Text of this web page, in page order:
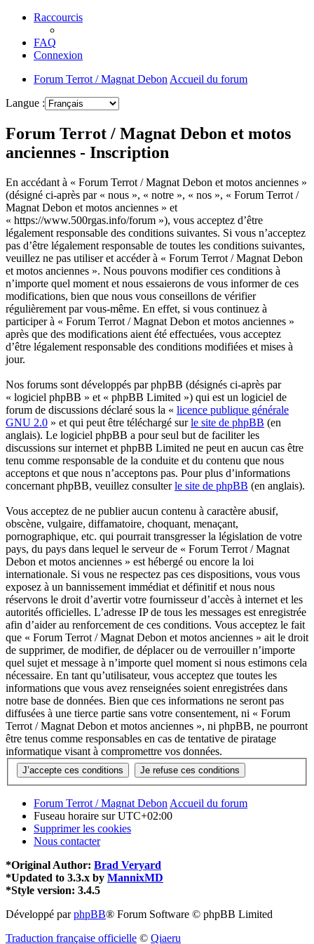
Raccourcis
FAQ
Connexion
Forum Terrot / Magnat Debon Accueil du forum
Langue :
Forum Terrot / Magnat Debon et motos
anciennes - Inscription
En accédant à « Forum Terrot / Magnat Debon et motos anciennes »
(désigné ci-après par « nous », « notre », « nos », « Forum Terrot /
Magnat Debon et motos anciennes » et
« https://www.500rgas.info/forum »), vous acceptez d’être
légalement responsable des conditions suivantes. Si vous n’acceptez
pas d’être légalement responsable de toutes les conditions suivantes,
veuillez ne pas utiliser et accéder à « Forum Terrot / Magnat Debon
et motos anciennes ». Nous pouvons modifier ces conditions à
n’importe quel moment et nous essaierons de vous informer de ces
modifications, bien que nous vous conseillons de vérifier
régulièrement par vous-même. En effet, si vous continuez à
participer à « Forum Terrot / Magnat Debon et motos anciennes »
après que des modifications aient été effectuées, vous acceptez
d’être légalement responsable des conditions modifiées et mises à
jour.
Nos forums sont développés par phpBB (désignés ci-après par
« logiciel phpBB » et « phpBB Limited ») qui est un logiciel de
forum de discussions déclaré sous la « licence publique générale
GNU 2.0 » et qui peut être téléchargé surle site de phpBB (en
anglais). Le logiciel phpBB a pour seul but de faciliter les
discussions sur internet et phpBB Limited ne peut en aucun cas être
tenu comme responsable de la conduite et du contenu que nous
acceptons et que nous n’acceptons pas. Pour plus d’informations
concernant phpBB, veuillez consulterle site de phpBB (en anglais).
Vous acceptez de ne publier aucun contenu à caractère abusif,
obscène, vulgaire, diffamatoire, choquant, menaçant,
pornographique, etc. qui pourrait transgresser la législation de votre
pays, du pays dans lequel le serveur de « Forum Terrot / Magnat
Debon et motos anciennes » est hébergé ou encore la loi
internationale. Si vous ne respectez pas ces dispositions, vous vous
exposez à un bannissement immédiat et définitif et nous nous
réservons le droit d’avertir votre fournisseur d’accès à internet et les
autorités officielles. L’adresse IP de tous les messages est enregistrée
afin d’aider au renforcement de ces conditions. Vous acceptez le fait
que « Forum Terrot / Magnat Debon et motos anciennes » ait le droit
de supprimer, de modifier, de déplacer ou de verrouiller n’importe
quel sujet et message à n’importe quel moment si nous estimons cela
nécessaire. En tant qu’utilisateur, vous acceptez que toutes les
informations que vous avez renseignées soient enregistrées dans
notre base de données. Bien que ces informations ne seront pas
diffusées à une tierce partie sans votre consentement, ni « Forum
Terrot / Magnat Debon et motos anciennes », ni phpBB, ne pourront
être tenus comme responsables en cas de tentative de piratage
informatique visant à compromettre vos données.
Forum Terrot / Magnat DebonAccueil du forum
Fuseau horaire surUTC+02:00
Supprimer les cookies
Nous contacter
*Original Author: Brad Veryard
*Updated to 3.3.x by MannixMD
*Style version: 3.4.5
Développé parphpBB® Forum Software © phpBB Limited
Traduction française officielle © Qiaeru